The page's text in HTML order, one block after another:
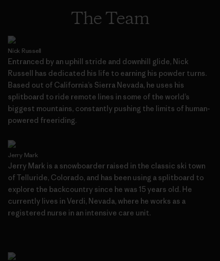
The Team
Nick Russell
Entranced by an uphill stride and downhill glide, Nick
Russell has dedicated his life to earning his powder turns.
Based out of California’s Sierra Nevada, he uses his
splitboard to ride remote lines in some of the world’s
biggest mountains, constantly pushing the limits of human-
powered freeriding.
Jerry Mark
Jerry Mark is a snowboarder raised in the classic ski town
of Telluride, Colorado, and has been using a splitboard to
explore the backcountry since he was 15 years old. He
currently lives in Verdi, Nevada, where he works as a
registered nurse in an intensive care unit.